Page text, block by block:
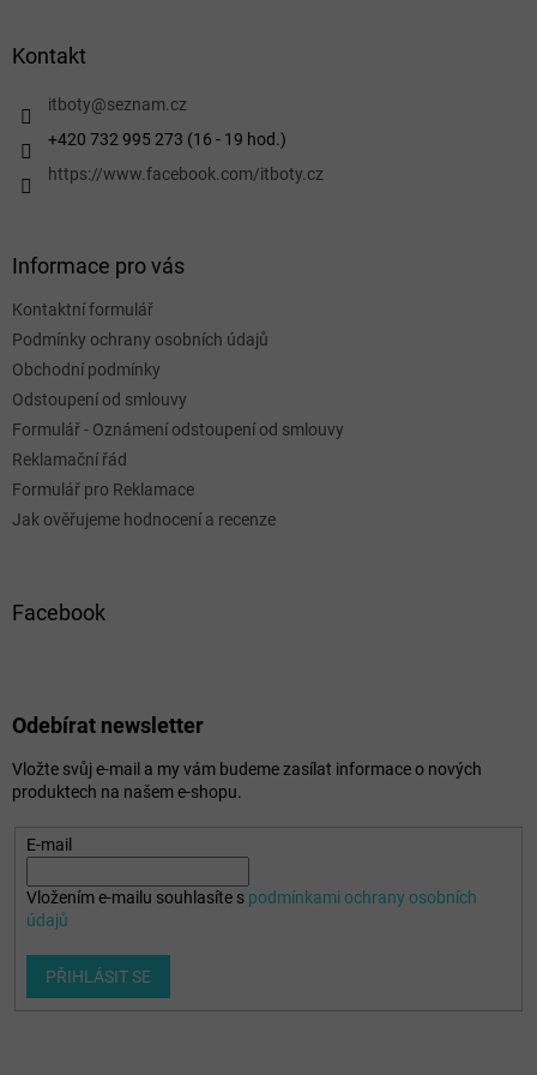
Kontakt
itboty@seznam.cz
+420 732 995 273 (16 - 19 hod.)
https://www.facebook.com/itboty.cz
Informace pro vás
Kontaktní formulář
Podmínky ochrany osobních údajů
Obchodní podmínky
Odstoupení od smlouvy
Formulář - Oznámení odstoupení od smlouvy
Reklamační řád
Formulář pro Reklamace
Jak ověřujeme hodnocení a recenze
Facebook
Odebírat newsletter
Vložte svůj e-mail a my vám budeme zasílat informace o nových
produktech na našem e-shopu.
E-mail
Vložením e-mailu souhlasíte s podmínkami ochrany osobních
údajů
PŘIHLÁSIT SE